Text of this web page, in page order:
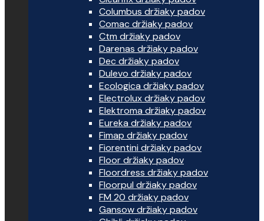
Columbus držiaky padov
Comac držiaky padov
Ctm držiaky padov
Darenas držiaky padov
Dec držiaky padov
Dulevo držiaky padov
Ecologica držiaky padov
Electrolux držiaky padov
Elektroma držiaky padov
Eureka držiaky padov
Fimap držiaky padov
Fiorentini držiaky padov
Floor držiaky padov
Floordress držiaky padov
Floorpul držiaky padov
FM 20 držiaky padov
Gansow držiaky padov